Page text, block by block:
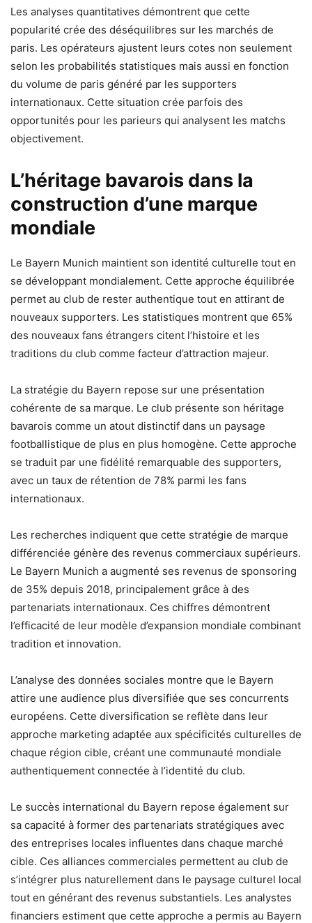
Les analyses quantitatives démontrent que cette
popularité crée des déséquilibres sur les marchés de
paris. Les opérateurs ajustent leurs cotes non seulement
selon les probabilités statistiques mais aussi en fonction
du volume de paris généré par les supporters
internationaux. Cette situation crée parfois des
opportunités pour les parieurs qui analysent les matchs
objectivement.
L’héritage bavarois dans la
construction d’une marque
mondiale
Le Bayern Munich maintient son identité culturelle tout en
se développant mondialement. Cette approche équilibrée
permet au club de rester authentique tout en attirant de
nouveaux supporters. Les statistiques montrent que 65%
des nouveaux fans étrangers citent l’histoire et les
traditions du club comme facteur d’attraction majeur.
La stratégie du Bayern repose sur une présentation
cohérente de sa marque. Le club présente son héritage
bavarois comme un atout distinctif dans un paysage
footballistique de plus en plus homogène. Cette approche
se traduit par une fidélité remarquable des supporters,
avec un taux de rétention de 78% parmi les fans
internationaux.
Les recherches indiquent que cette stratégie de marque
différenciée génère des revenus commerciaux supérieurs.
Le Bayern Munich a augmenté ses revenus de sponsoring
de 35% depuis 2018, principalement grâce à des
partenariats internationaux. Ces chiffres démontrent
l’efficacité de leur modèle d’expansion mondiale combinant
tradition et innovation.
L’analyse des données sociales montre que le Bayern
attire une audience plus diversifiée que ses concurrents
européens. Cette diversification se reflète dans leur
approche marketing adaptée aux spécificités culturelles de
chaque région cible, créant une communauté mondiale
authentiquement connectée à l’identité du club.
Le succès international du Bayern repose également sur
sa capacité à former des partenariats stratégiques avec
des entreprises locales influentes dans chaque marché
cible. Ces alliances commerciales permettent au club de
s’intégrer plus naturellement dans le paysage culturel local
tout en générant des revenus substantiels. Les analystes
financiers estiment que cette approche a permis au Bayern